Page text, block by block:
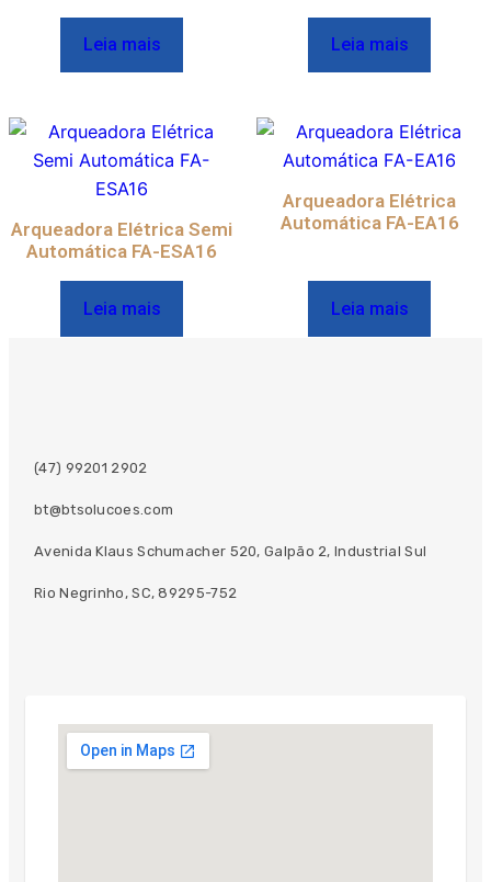
Leia mais Leia mais
Arqueadora Elétrica Semi
Automática FA-ESA16
Leia mais
Arqueadora Elétrica
Automática FA-EA16
Leia mais
(47) 99201 2902
bt@btsolucoes.com
Avenida Klaus Schumacher 520, Galpão 2, Industrial Sul
Rio Negrinho, SC, 89295-752